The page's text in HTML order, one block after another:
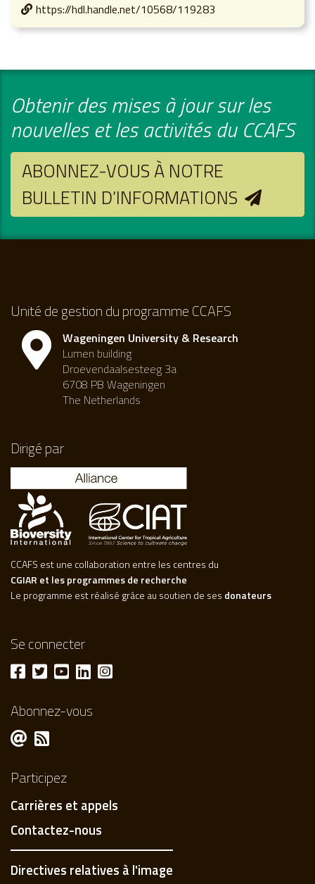
https://hdl.handle.net/10568/119283
Obtenir des mises à jour sur les
nouvelles et les activités du CCAFS
ABONNEZ-VOUS À NOTRE
BULLETIN D’INFORMATIONS
Unité de gestion du programme CCAFS
Wageningen University & Research
Lumen building
Droevendaalsesteeg 3a
6708 PB Wageningen
The Netherlands
Dirigé par
CCAFS est une collaboration entre les centres du
CGIAR et les programmes de recherche
Le programme est réalisé grâce au soutien de ses donateurs
Se connecter
Abonnez-vous
Participez
Carrières et appels
Contactez-nous
Directives relatives à l'image